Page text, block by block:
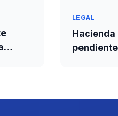
LEGAL